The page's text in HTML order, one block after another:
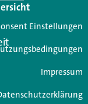
Alles, was
nur einem
Einstellungen
Impressum